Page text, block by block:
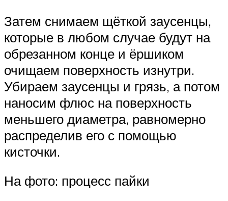
Затем снимаем щёткой заусенцы,
которые в любом случае будут на
обрезанном конце и ёршиком
очищаем поверхность изнутри.
Убираем заусенцы и грязь, а потом
наносим флюс на поверхность
меньшего диаметра, равномерно
распределив его с помощью
кисточки.
На фото: процесс пайки